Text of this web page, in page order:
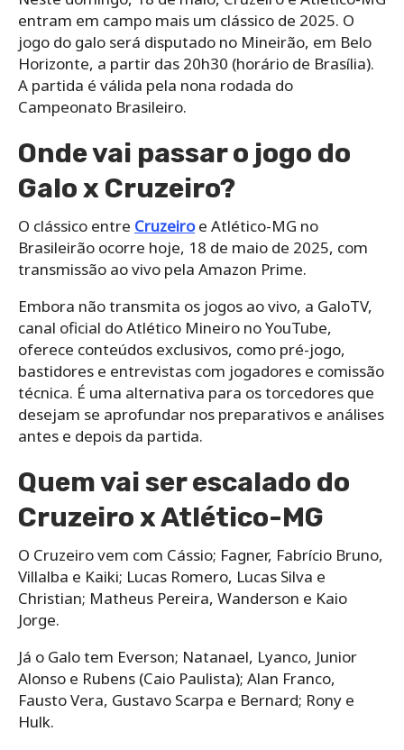
entram em campo mais um clássico de 2025. O
jogo do galo será disputado no Mineirão, em Belo
Horizonte, a partir das 20h30 (horário de Brasília).
A partida é válida pela nona rodada do
Campeonato Brasileiro.
Onde vai passar o jogo do
Galo x Cruzeiro?
O clássico entre Cruzeiroe Atlético-MG no
Brasileirão ocorre hoje, 18 de maio de 2025, com
transmissão ao vivo pela Amazon Prime.
Embora não transmita os jogos ao vivo, a GaloTV,
canal oficial do Atlético Mineiro no YouTube,
oferece conteúdos exclusivos, como pré-jogo,
bastidores e entrevistas com jogadores e comissão
técnica. É uma alternativa para os torcedores que
desejam se aprofundar nos preparativos e análises
antes e depois da partida.
Quem vai ser escalado do
Cruzeiro x Atlético-MG
O Cruzeiro vem com Cássio; Fagner, Fabrício Bruno,
Villalba e Kaiki; Lucas Romero, Lucas Silva e
Christian; Matheus Pereira, Wanderson e Kaio
Jorge.
Já o Galo tem Everson; Natanael, Lyanco, Junior
Alonso e Rubens (Caio Paulista); Alan Franco,
Fausto Vera, Gustavo Scarpa e Bernard; Rony e
Hulk.